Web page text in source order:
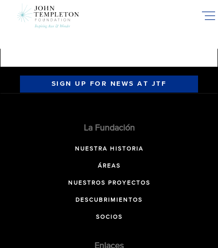
SIGN UP FOR NEWS AT JTF
La Fundación
NUESTRA HISTORIA
ÁREAS
NUESTROS PROYECTOS
DESCUBRIMIENTOS
SOCIOS
Enlaces